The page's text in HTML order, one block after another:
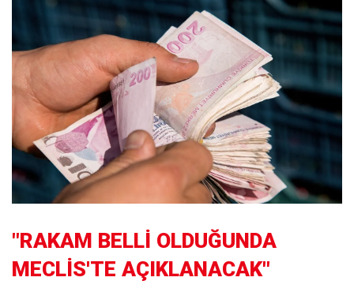
"RAKAM BELLİ OLDUĞUNDA
MECLİS'TE AÇIKLANACAK"